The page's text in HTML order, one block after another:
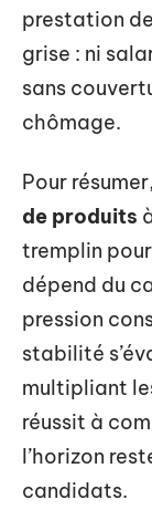
prestation
grise : ni
sans
chômage.
Pour
de produits
tremplin pour
dépend du
pression
stabilité
multipliant
réussit à
l’horizon
candidats.